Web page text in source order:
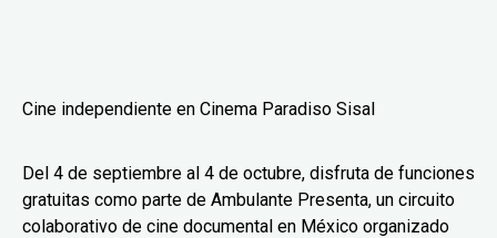
Cine independiente en Cinema Paradiso Sisal
Del 4 de septiembre al 4 de octubre, disfruta de funciones
gratuitas como parte de Ambulante Presenta, un circuito
colaborativo de cine documental en México organizado